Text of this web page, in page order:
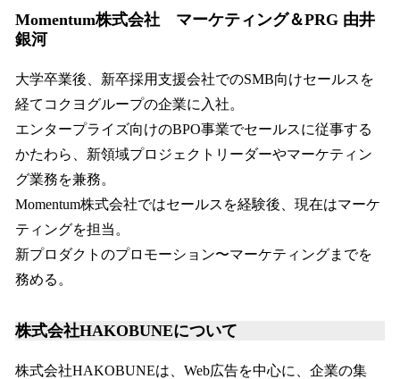
Momentum株式会社 マーケティング＆PRG 由井
銀河
大学卒業後、新卒採用支援会社でのSMB向けセールスを
経てコクヨグループの企業に入社。
エンタープライズ向けのBPO事業でセールスに従事する
かたわら、新領域プロジェクトリーダーやマーケティン
グ業務を兼務。
Momentum株式会社ではセールスを経験後、現在はマーケ
ティングを担当。
新プロダクトのプロモーション〜マーケティングまでを
務める。
株式会社HAKOBUNEについて
株式会社HAKOBUNEは、Web広告を中心に、企業の集